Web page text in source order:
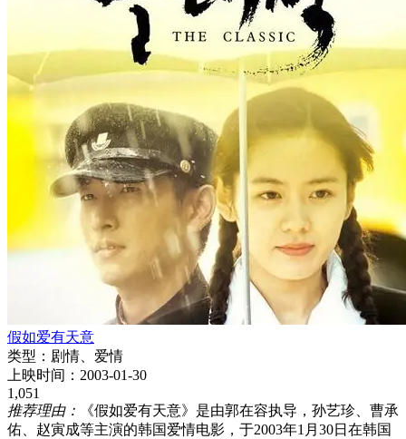
假如爱有天意
类型： 剧情、爱情
上映时间： 2003-01-30
1,051
推荐理由：
《假如爱有天意》是由郭在容执导，孙艺珍、曹承
佑、赵寅成等主演的韩国爱情电影，于2003年1月30日在韩国